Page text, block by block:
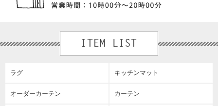
ラグ キッチンマット
オーダーカーテン カーテン